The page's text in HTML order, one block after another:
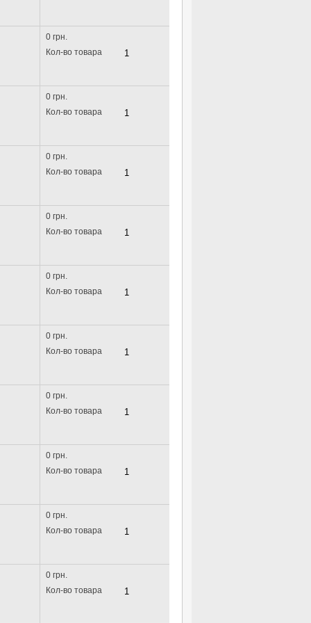
0 грн.
Кол-во товара
0 грн.
Кол-во товара
0 грн.
Кол-во товара
0 грн.
Кол-во товара
0 грн.
Кол-во товара
0 грн.
Кол-во товара
0 грн.
Кол-во товара
0 грн.
Кол-во товара
0 грн.
Кол-во товара
0 грн.
Кол-во товара